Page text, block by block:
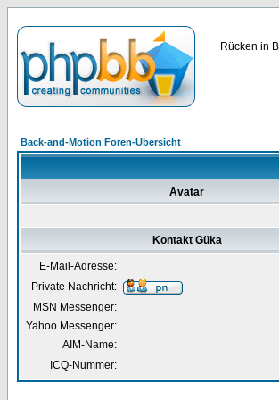
Rücken in
Back-and-Motion Foren-Übersicht
Avatar
Kontakt Güka
E-Mail-Adresse:
Private Nachricht:
MSN Messenger:
Yahoo Messenger:
AIM-Name:
ICQ-Nummer: